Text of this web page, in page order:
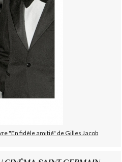
"En fidèle amitié" de Gilles Jacob